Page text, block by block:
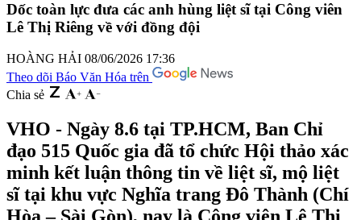
Dốc toàn lực đưa các anh hùng liệt sĩ tại Công viên
Lê Thị Riêng về với đồng đội
HOÀNG HẢI 08/06/2026 17:36
Theo dõi Báo Văn Hóa trên
Chia sẻ
VHO - Ngày 8.6 tại TP.HCM, Ban Chỉ
đạo 515 Quốc gia đã tổ chức Hội thảo xác
minh kết luận thông tin về liệt sĩ, mộ liệt
sĩ tại khu vực Nghĩa trang Đô Thành (Chí